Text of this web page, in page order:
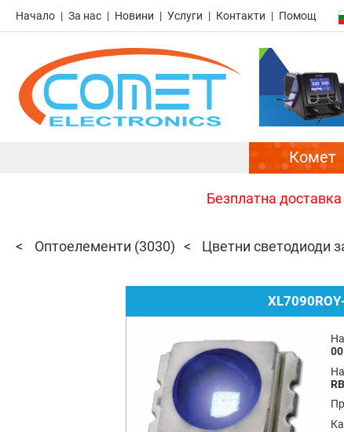
Начало За нас Новини Услуги Контакти Помощ
Комет
Безплатна
Оптоелементи (3030) Цветни светодиоди